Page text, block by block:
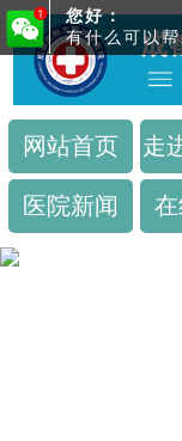
网站首页 走
医院新闻
您好：
有什么可以